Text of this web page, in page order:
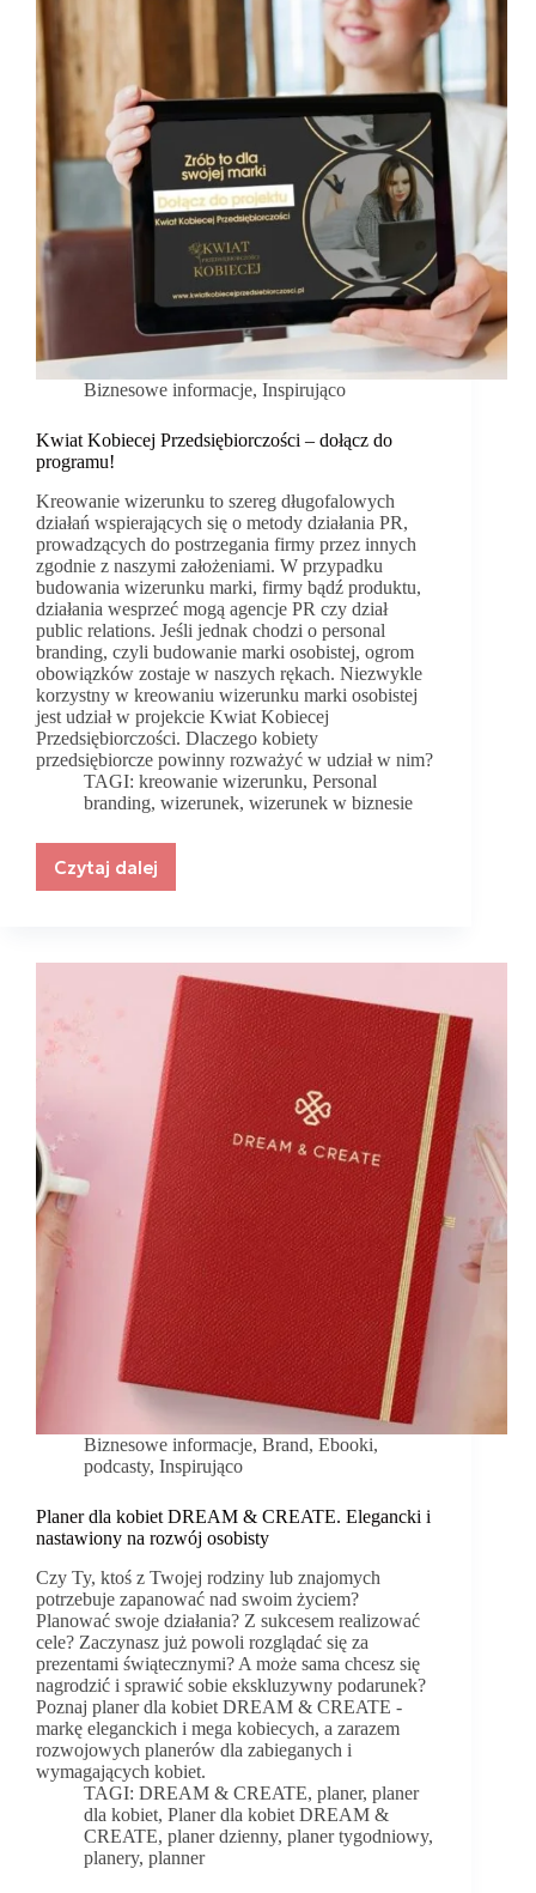
Biznesowe informacje, Inspirująco
Kwiat Kobiecej Przedsiębiorczości – dołącz do
programu!
Kreowanie wizerunku to szereg długofalowych
działań wspierających się o metody działania PR,
prowadzących do postrzegania firmy przez innych
zgodnie z naszymi założeniami. W przypadku
budowania wizerunku marki, firmy bądź produktu,
działania wesprzeć mogą agencje PR czy dział
public relations. Jeśli jednak chodzi o personal
branding, czyli budowanie marki osobistej, ogrom
obowiązków zostaje w naszych rękach. Niezwykle
korzystny w kreowaniu wizerunku marki osobistej
jest udział w projekcie Kwiat Kobiecej
Przedsiębiorczości. Dlaczego kobiety
przedsiębiorcze powinny rozważyć w udział w nim?
TAGI: kreowanie wizerunku,Personal
branding, wizerunek, wizerunek w biznesie
Czytaj dalej
Kwiat
dołącz
programu!
Biznesowe informacje, Brand, Ebooki,
podcasty, Inspirująco
Planer dla kobiet DREAM & CREATE. Elegancki i
nastawiony na rozwój osobisty
Czy Ty, ktoś z Twojej rodziny lub znajomych
potrzebuje zapanować nad swoim życiem?
Planować swoje działania? Z sukcesem realizować
cele? Zaczynasz już powoli rozglądać się za
prezentami świątecznymi? A może sama chcesz się
nagrodzić i sprawić sobie ekskluzywny podarunek?
Poznaj planer dla kobiet DREAM & CREATE -
markę eleganckich i mega kobiecych, a zarazem
rozwojowych planerów dla zabieganych i
wymagających kobiet.
TAGI: DREAM & CREATE,planer,planer
dla kobiet, Planer dla kobiet DREAM &
CREATE, planer dzienny, planer tygodniowy,
planery, planner